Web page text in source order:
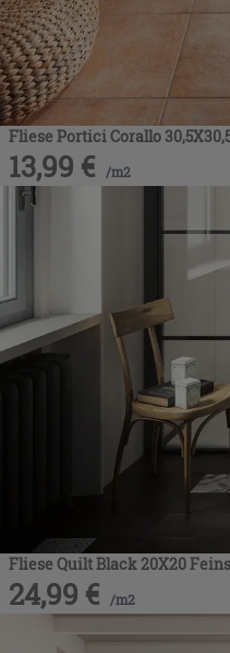
Fliese Portici Corallo
13,99 € /m2
Fliese Quilt Black 20X20
24,99 € /m2